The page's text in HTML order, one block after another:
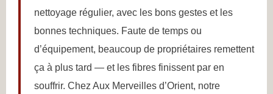
nettoyage régulier, avec les bons gestes et les
bonnes techniques. Faute de temps ou
d’équipement, beaucoup de propriétaires remettent
ça à plus tard — et les fibres finissent par en
souffrir. Chez Aux Merveilles d’Orient, notre